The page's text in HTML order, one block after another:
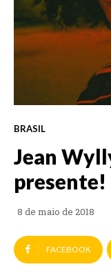
BRASIL
Jean
presente!
8 de maio de 2018
FACEBOOK